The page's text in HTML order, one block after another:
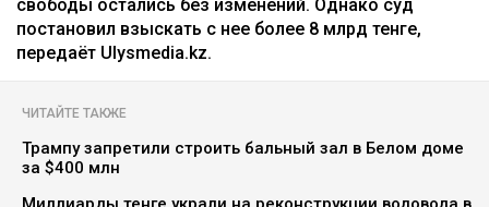
Ильяс Бахыт 08.08.2026, 11:24